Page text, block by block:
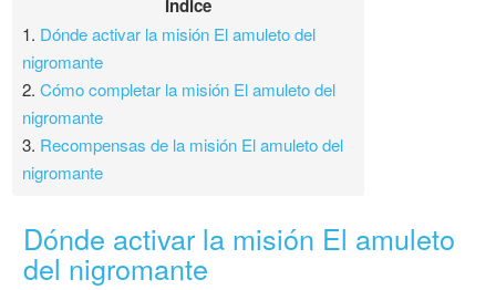
Índice
1. Dónde activar la misión El amuleto del
nigromante
2.Cómo completar la misión El amuleto del
nigromante
3. Recompensas de la misión El amuleto del
nigromante
Dónde activar la misión El amuleto
del nigromante